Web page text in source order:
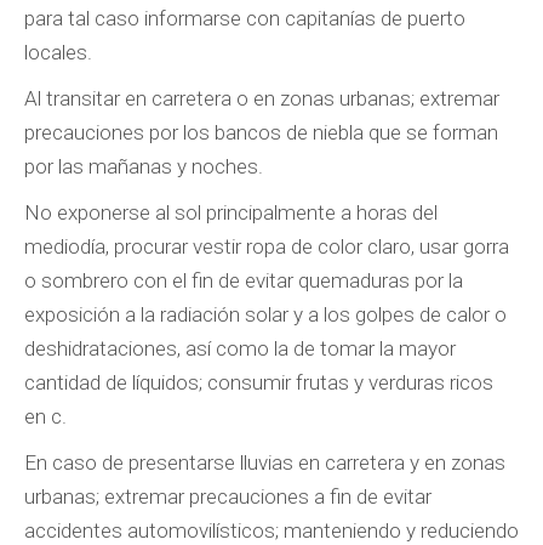
para tal caso informarse con capitanías de puerto
locales.
Al transitar en carretera o en zonas urbanas; extremar
precauciones por los bancos de niebla que se forman
por las mañanas y noches.
No exponerse al sol principalmente a horas del
mediodía, procurar vestir ropa de color claro, usar gorra
o sombrero con el fin de evitar quemaduras por la
exposición a la radiación solar y a los golpes de calor o
deshidrataciones, así como la de tomar la mayor
cantidad de líquidos; consumir frutas y verduras ricos
en c.
En caso de presentarse lluvias en carretera y en zonas
urbanas; extremar precauciones a fin de evitar
accidentes automovilísticos; manteniendo y reduciendo